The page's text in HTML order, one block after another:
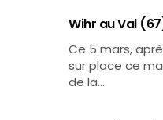
Wihr au Val
Ce 5 mars,
sur place ce
de la…